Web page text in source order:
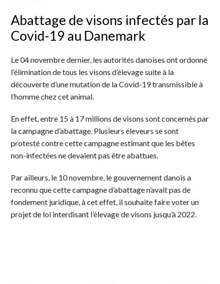
Abattage de visons infectés par la
Covid-19 au Danemark
Le 04 novembre dernier, les autorités danoises ont ordonné
l’élimination de tous les visons d’élevage suite à la
découverte d’une mutation de la Covid-19 transmissible à
l’homme chez cet animal.
En effet, entre 15 à 17 millions de visons sont concernés par
la campagne d’abattage. Plusieurs éleveurs se sont
protesté contre cette campagne estimant que les bêtes
non-infectées ne devaient pas être abattues.
Par ailleurs, le 10 novembre, le gouvernement danois a
reconnu que cette campagne d’abattage n’avait pas de
fondement juridique, à cet effet, il souhaite faire voter un
projet de loi interdisant l’élevage de visons jusqu’à 2022.